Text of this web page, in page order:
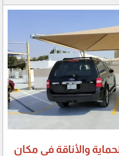
والأناقة في مكان